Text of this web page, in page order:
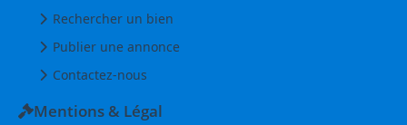
Rechercher un bien
Publier une annonce
Contactez-nous
Mentions & Légal